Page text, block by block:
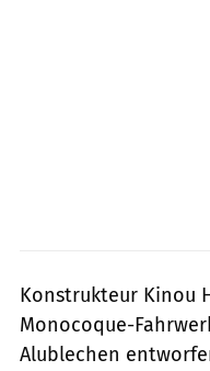
Konstrukteur Kinou
Monocoque-
Alublechen